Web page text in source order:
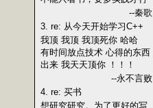
--秦歌
3. re: 从今天开始学习C++
我顶 我顶 我顶死你 哈哈
有时间放点技术 心得的东西
出来 我天天顶你 ！！！
--永不言败
4. re: 买书
想研究研究。为了更好的写